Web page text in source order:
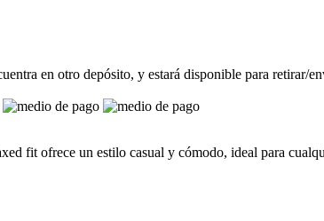
en otro depósito, y estará disponible para retirar/
fit ofrece un estilo casual y cómodo, ideal para